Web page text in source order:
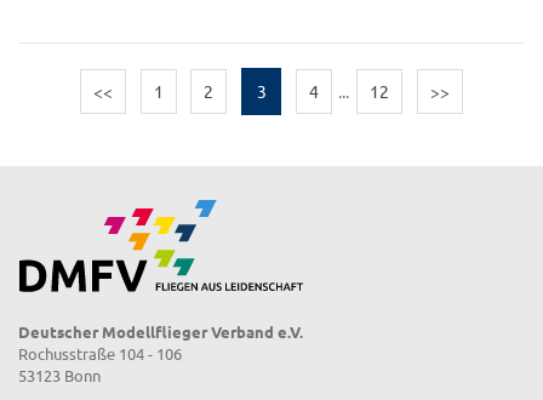
<< 1 2 3 4 ... 12 >>
Deutscher Modellflieger Verband e.V.
Rochusstraße 104 - 106
53123 Bonn